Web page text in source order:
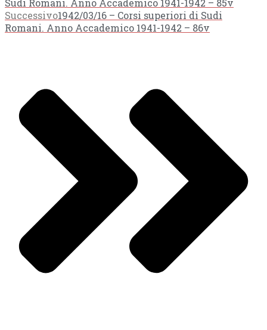
Sudi Romani. Anno Accademico 1941-1942 – 85v
Successivo1942/03/16 – Corsi superiori di Sudi
Romani. Anno Accademico 1941-1942 – 86v